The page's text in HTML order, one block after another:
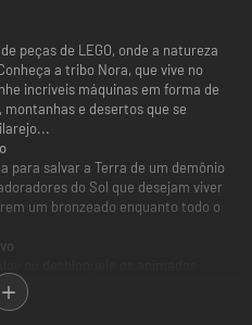
peças de LEGO, onde a natureza
a tribo Nora, que vive no
incríveis máquinas em forma de
e desertos que se
para salvar a Terra de um demônio
do Sol que desejam viver
um bronzeado enquanto todo o
as habilidades únicas deles para
Jogue online** com alguém para